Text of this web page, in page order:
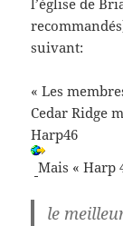
suivant:
« Les
Cedar Ridge
Harp46
Mais « Harp
le